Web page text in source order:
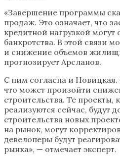
«Завершение программы
продаж. Это означает, что
кредитной нагрузкой могут
банкротства. В этой связи
и снижение объемов
прогнозирует Арсланов.
С ним согласна и Новицкая.
что может произойти
строительства. Те проекты,
реализуются сейчас, будут
строительства новых
на рынок, могут
девелоперы будут
рынка», — отмечает эксперт.